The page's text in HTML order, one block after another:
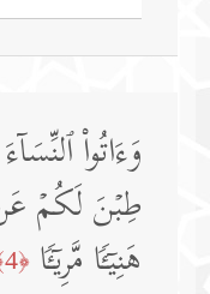
وَءَاتُوا۟
طِبۡنَ لَكُمۡ
هَنِیۤـࣰٔا مَّرِیۤـࣰٔا ﴿4﴾